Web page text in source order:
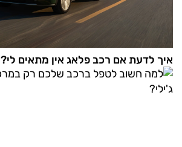
איך לדעת אם רכב פלאג אין מתאים לי?